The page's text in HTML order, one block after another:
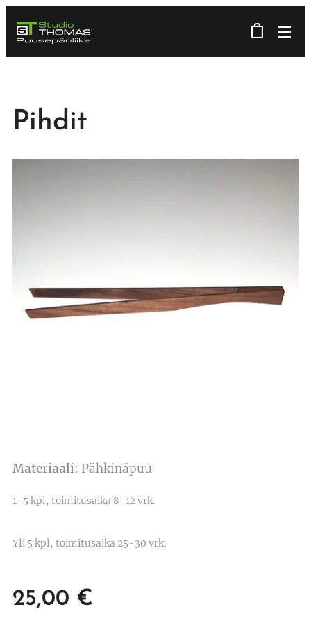
Pihdit
Materiaali: Pähkinäpuu
1-5 kpl, toimitusaika 8-12 vrk.
Yli 5 kpl, toimitusaika 25-30 vrk.
25,00 €